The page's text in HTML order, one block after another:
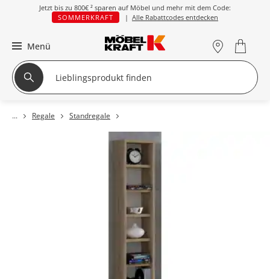
Jetzt bis zu 800€ ² sparen auf Möbel und mehr mit dem Code:
SOMMERKRAFT
| Alle Rabattcodes entdecken
Menü
Regale Standregale